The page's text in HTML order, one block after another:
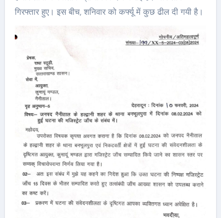
गिरफ्तार हुए। इस बीच, शनिवार को कर्फ्यू में कुछ ढील दी गयी है।